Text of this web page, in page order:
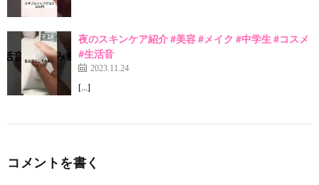
夜のスキンケア紹介 #美容 #メイク #中学生 #コスメ
#生活音
2023.11.24
[…]
コメントを書く